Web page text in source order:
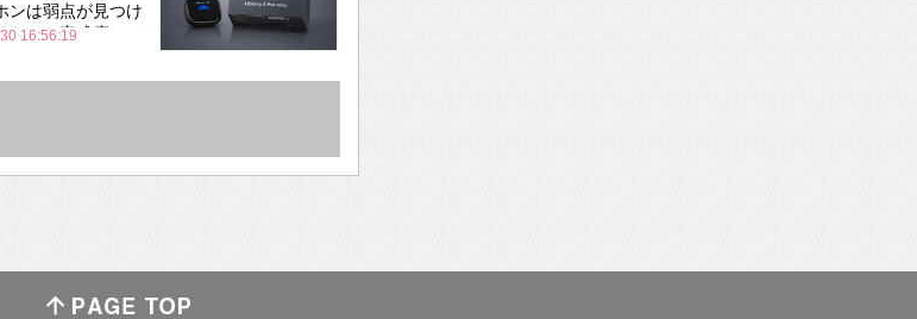
ンは弱点が見つけ
らいの完成度にび
16:56:19